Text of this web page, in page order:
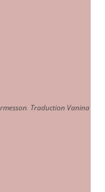
. Traduction Vanina